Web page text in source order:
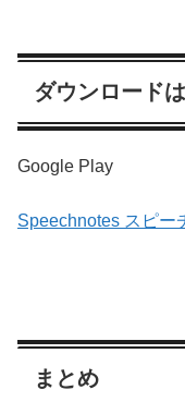
ダウンロード
Google Play
Speechnotes スピー
まとめ